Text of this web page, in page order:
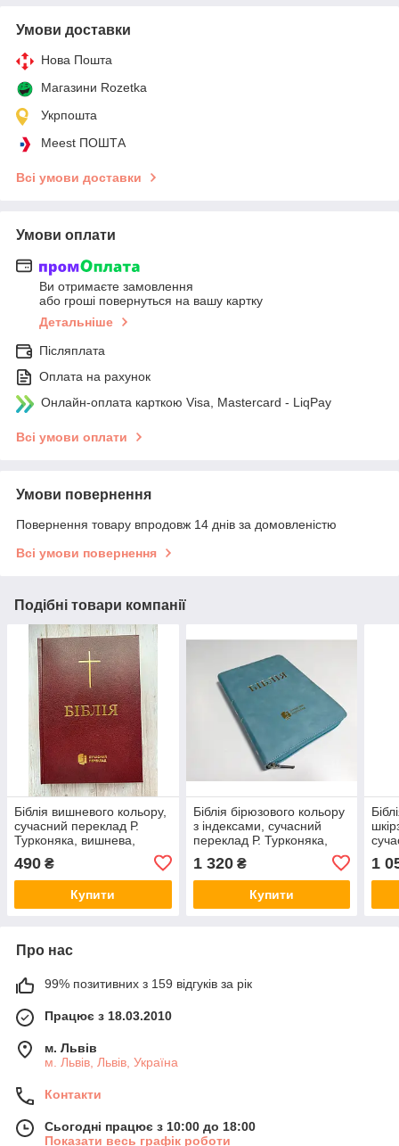
Умови доставки
Нова Пошта
Магазини Rozetka
Укрпошта
Meest ПОШТА
Всі умови доставки
Умови оплати
Ви отримаєте замовлення
або гроші повернуться на вашу картку
Детальніше
Післяплата
Оплата на рахунок
Онлайн-оплата карткою Visa, Mastercard - LiqPay
Всі умови оплати
Умови повернення
Повернення товару впродовж 14 днів за домовленістю
Всі умови повернення
Подібні товари компанії
Біблія вишневого кольору,
сучасний переклад Р.
Турконяка, вишнева,
формат
490 ₴
Купити
Біблія бірюзового кольору
з індексами, сучасний
переклад Р. Турконяка,
формат
1 320₴
Купити
1
Про нас
99% позитивних з 159 відгуків за рік
Працює з 18.03.2010
м. Львів
м. Львів, Львів, Україна
Контакти
Сьогодні працює з 10:00 до 18:00
Показати весь графік роботи